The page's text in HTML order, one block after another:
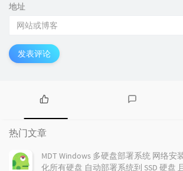
地址
发表评论
门
文
论
热门文章
MDT Windows 多硬盘部署系统 网络安
化所有硬盘 自动部署系统到 SSD 硬盘